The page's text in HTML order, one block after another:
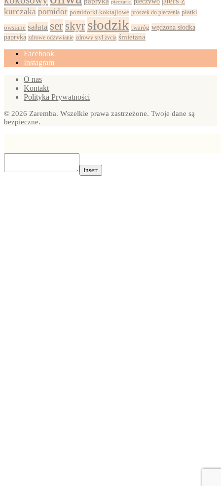
pieczarki
kurczaka pomidor pomidorki koktajlowe proszek do pieczenia płatki
owsiane sałata ser skyr słodzik twaróg wędzona słodka
papryka zdrowe odżywianie zdrowy styl życia śmietana
Facebook
Instagram
O nas
Kontakt
Polityka Prywatności
© 2026 Zaremba. Wszelkie prawa zastrzeżone. Twoje dane są
bezpieczne.
Insert